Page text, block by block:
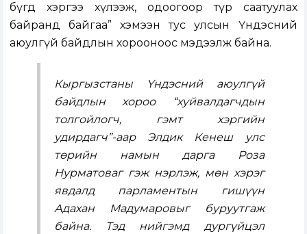
бүгд хэргээ хүлээж, одоогоор түр саатуулах
байранд байгаа” хэмээн тус улсын Үндэсний
аюулгүй байдлын хорооноос мэдээлж байна.
Кыргызстаны Үндэсний аюулгүй
байдлын хороо “хуйвалдагчдын
толгойлогч, гэмт хэргийн
удирдагч”-аар Элдик Кенеш улс
төрийн намын дарга Роза
Нурматоваг гэж нэрлэж, мөн хэрэг
явдалд парламентын гишүүн
Адахан Мадумаровыг буруутгаж
байна. Тэд нийгэмд дургүйцэл